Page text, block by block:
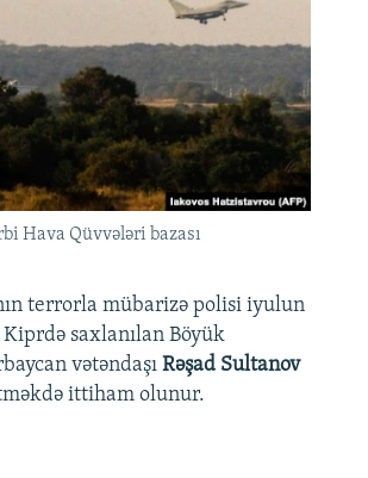
Hava Qüvvələri bazası
terrorla mübarizə polisi iyulun
saxlanılan Böyük
vətəndaşı Rəşad Sultanov
ittiham olunur.